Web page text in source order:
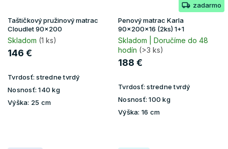
u
k
t
o
Taštičkový pružinový matrac
Cloudlet 90x200
Skladom (1 ks)
146 €
Tvrdosť: stredne tvrdý
Nosnosť: 140 kg
Výška: 25 cm
zadarmo
Penový matrac Karla
90x200x16 (2ks) 1+1
Skladom | Doručíme do 48
hodín (>3 ks)
188 €
Tvrdosť: stredne tvrdý
Nosnosť: 100 kg
Výška: 16 cm